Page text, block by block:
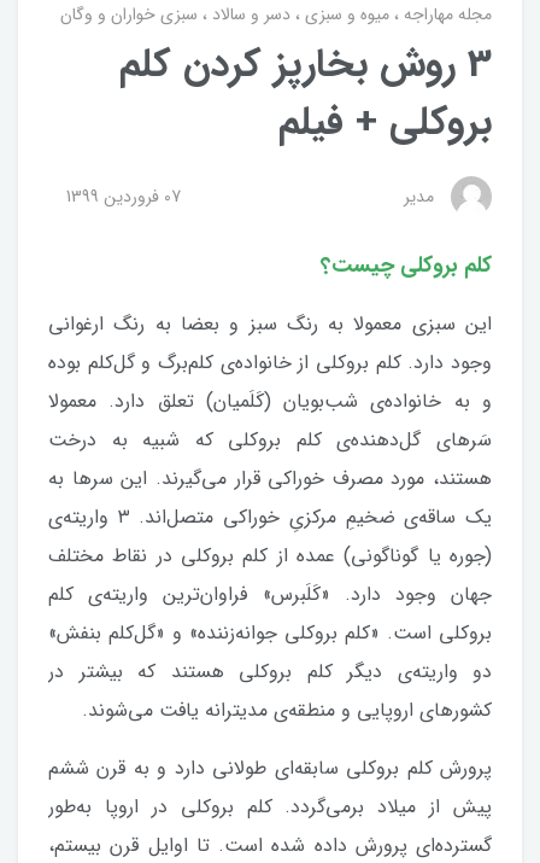
مجله مهاراجه میوه و سبزی دسر و سالاد سبزی خواران و وگان
3 روش بخارپز کردن کلم
بروکلی + فیلم
مدیر 07 فروردین 1399
کلم بروکلی چیست؟
این سبزی معمولا به رنگ سبز و بعضا به رنگ ارغوانی
وجود دارد. کلم بروکلی از خانواده‌‌ی کلم‌برگ و گل‌کلم بوده
و به خانواده‌ی شب‌بویان (کَلَمیان) تعلق دارد. معمولا
سَرهای گل‌دهنده‌ی کلم بروکلی که شبیه به درخت
هستند، مورد مصرف خوراکی قرار می‌گیرند. این سرها به
یک ساقه‌ی ضخیمِ مرکزیِ خوراکی متصل‌اند. ۳ واریته‌ی
(جوره یا گوناگونی) عمده‌ از کلم بروکلی در نقاط مختلف
جهان وجود دارد. «کَلَبرس» فراوان‌ترین واریته‌ی کلم
بروکلی است. «کلم بروکلی جوانه‌زننده» و «گل‌کلم بنفش»
دو واریته‌ی دیگر کلم بروکلی هستند که بیشتر در
کشورهای اروپایی و منطقه‌ی مدیترانه یافت می‌شوند.
پرورش کلم بروکلی سابقه‌ای طولانی دارد و به قرن ششم
پیش از میلاد برمی‌گردد. کلم بروکلی در اروپا به‌طور
گسترده‌ای پرورش داده شده است. تا اوایل قرن بیستم،